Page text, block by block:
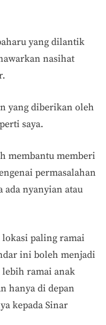
yang dilantik
nasihat
yang diberikan oleh
saya.
membantu memberi
permasalahan
ada nyanyian atau
lokasi paling ramai
ini boleh menjadi
ramai anak
hanya di depan
kepada Sinar